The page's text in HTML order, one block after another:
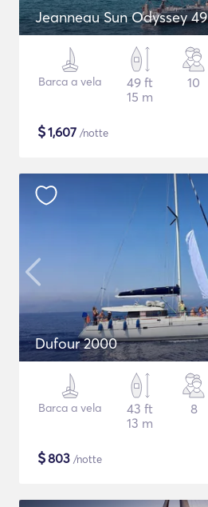
Jeanneau Sun Odyssey 49
Barca a vela
49 ft
15 m
10
$1,607 /notte
Dufour 2000
Barca a vela
43 ft
13 m
8
$803 /notte